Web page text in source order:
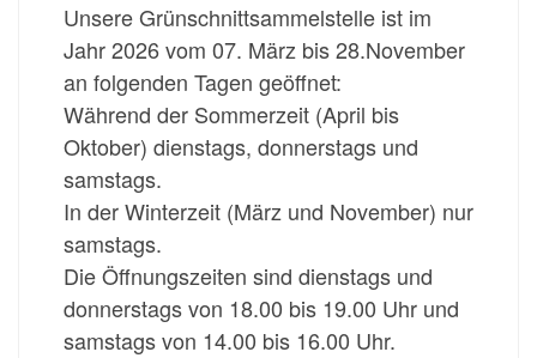
Unsere Grünschnittsammelstelle ist im
Jahr 2026 vom 07. März bis 28.November
an folgenden Tagen geöffnet:
Während der Sommerzeit (April bis
Oktober) dienstags, donnerstags und
samstags.
In der Winterzeit (März und November) nur
samstags.
Die Öffnungszeiten sind dienstags und
donnerstags von 18.00 bis 19.00 Uhr und
samstags von 14.00 bis 16.00 Uhr.